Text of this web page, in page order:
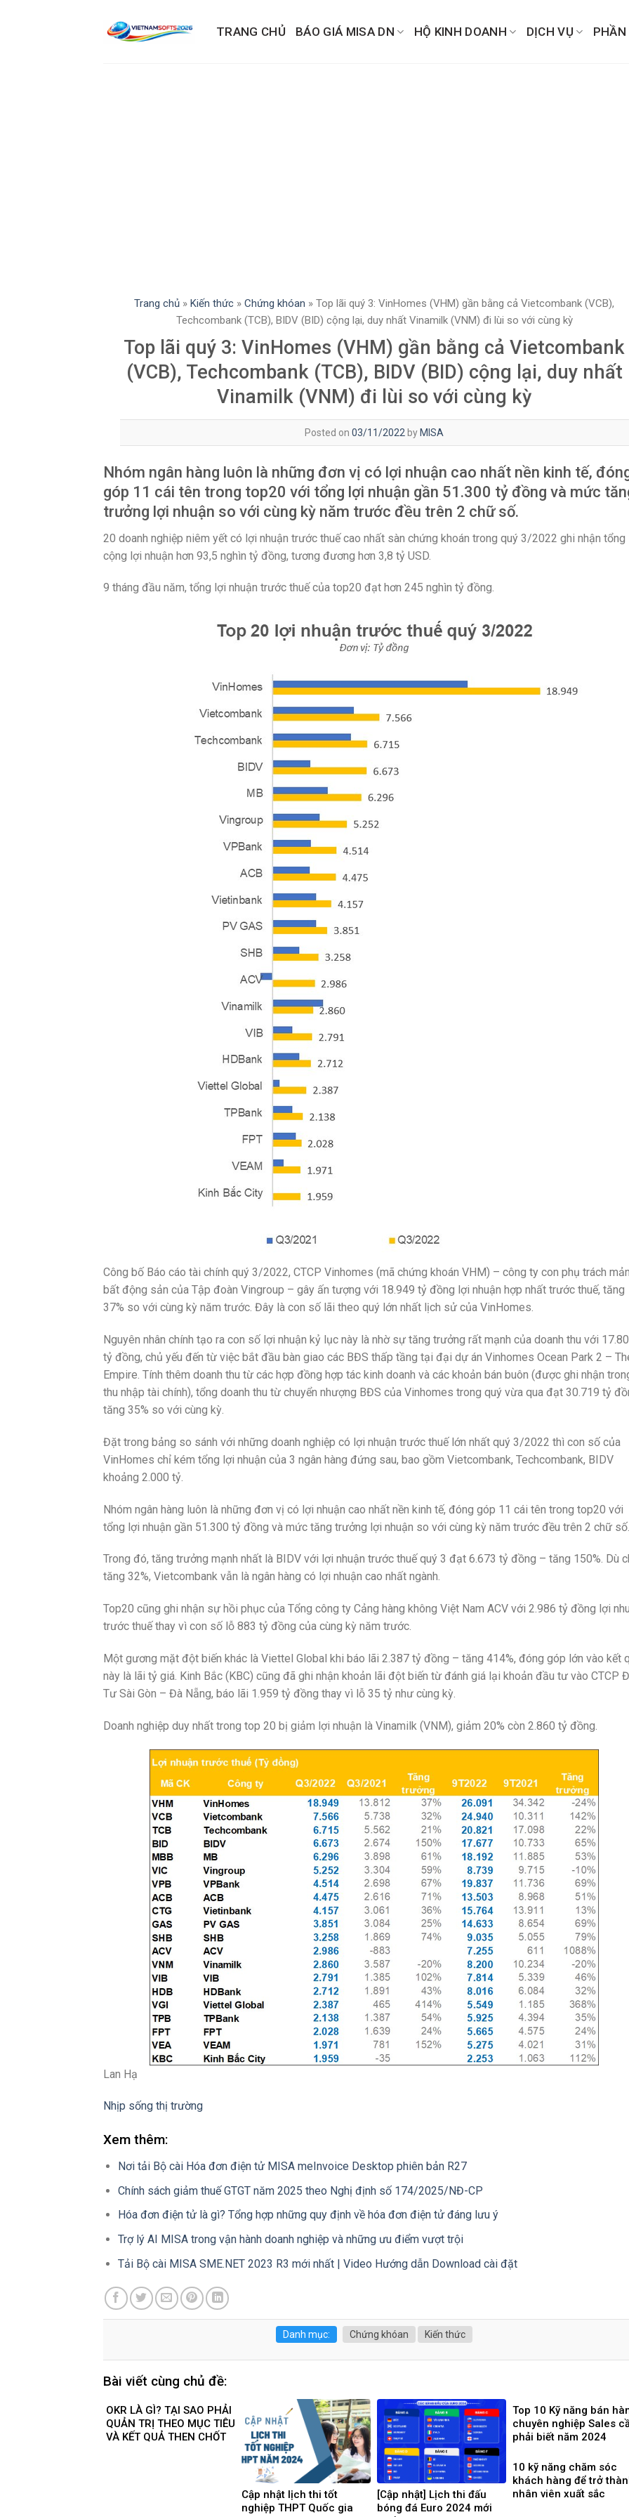
TRANG CHỦ BÁO GIÁ MISA DN HỘ KINH DOANH DỊCH VỤ PHẦN
Trang chủ »Kiến thức »Chứng khóan »Top lãi quý 3: VinHomes (VHM) gần bằng cả Vietcombank (VCB),
Techcombank (TCB), BIDV (BID) cộng lại, duy nhất Vinamilk (VNM) đi lùi so với cùng kỳ
Top lãi quý 3: VinHomes (VHM) gần bằng cả Vietcombank
(VCB), Techcombank (TCB), BIDV (BID) cộng lại, duy nhất
Vinamilk (VNM) đi lùi so với cùng kỳ
Posted on03/11/2022 byMISA
Nhóm ngân hàng luôn là những đơn vị có lợi nhuận cao nhất nền kinh tế,
góp 11 cái tên trong top20 với tổng lợi nhuận gần 51.300 tỷ đồng và mức
trưởng lợi nhuận so với cùng kỳ năm trước đều trên 2 chữ số.
20 doanh nghiệp niêm yết có lợi nhuận trước thuế cao nhất sàn chứng khoán trong quý 3/2022 ghi nhận tổng
cộng lợi nhuận hơn 93,5 nghìn tỷ đồng, tương đương hơn 3,8 tỷ USD.
9 tháng đầu năm, tổng lợi nhuận trước thuế của top20 đạt hơn 245 nghìn tỷ đồng.
Công bố Báo cáo tài chính quý 3/2022, CTCP Vinhomes (mã chứng khoán VHM) – công ty con phụ trách
bất động sản của Tập đoàn Vingroup – gây ấn tượng với 18.949 tỷ đồng lợi nhuận hợp nhất trước thuế, tăng
37% so với cùng kỳ năm trước. Đây là con số lãi theo quý lớn nhất lịch sử của VinHomes.
Nguyên nhân chính tạo ra con số lợi nhuận kỷ lục này là nhờ sự tăng trưởng rất mạnh của doanh thu với
tỷ đồng, chủ yếu đến từ việc bắt đầu bàn giao các BĐS thấp tầng tại đại dự án Vinhomes Ocean Park 2 –
Empire. Tính thêm doanh thu từ các hợp đồng hợp tác kinh doanh và các khoản bán buôn (được ghi nhận
thu nhập tài chính), tổng doanh thu từ chuyển nhượng BĐS của Vinhomes trong quý vừa qua đạt 30.719 tỷ
tăng 35% so với cùng kỳ.
Đặt trong bảng so sánh với những doanh nghiệp có lợi nhuận trước thuế lớn nhất quý 3/2022 thì con số của
VinHomes chỉ kém tổng lợi nhuận của 3 ngân hàng đứng sau, bao gồm Vietcombank, Techcombank, BIDV
khoảng 2.000 tỷ.
Nhóm ngân hàng luôn là những đơn vị có lợi nhuận cao nhất nền kinh tế, đóng góp 11 cái tên trong top20 với
tổng lợi nhuận gần 51.300 tỷ đồng và mức tăng trưởng lợi nhuận so với cùng kỳ năm trước đều trên 2 chữ số.
Trong đó, tăng trưởng mạnh nhất là BIDV với lợi nhuận trước thuế quý 3 đạt 6.673 tỷ đồng – tăng 150%. Dù
tăng 32%, Vietcombank vẫn là ngân hàng có lợi nhuận cao nhất ngành.
Top20 cũng ghi nhận sự hồi phục của Tổng công ty Cảng hàng không Việt Nam ACV với 2.986 tỷ đồng lợi
trước thuế thay vì con số lỗ 883 tỷ đồng của cùng kỳ năm trước.
Một gương mặt đột biến khác là Viettel Global khi báo lãi 2.387 tỷ đồng – tăng 414%, đóng góp lớn vào kết
này là lãi tỷ giá. Kinh Bắc (KBC) cũng đã ghi nhận khoản lãi đột biến từ đánh giá lại khoản đầu tư vào CTCP
Tư Sài Gòn – Đà Nẵng, báo lãi 1.959 tỷ đồng thay vì lỗ 35 tỷ như cùng kỳ.
Doanh nghiệp duy nhất trong top 20 bị giảm lợi nhuận là Vinamilk (VNM), giảm 20% còn 2.860 tỷ đồng.
Lan Hạ
Nhịp sống thị trường
Xem thêm:
Nơi tải Bộ cài Hóa đơn điện tử MISA meInvoice Desktop phiên bản R27
Chính sách giảm thuế GTGT năm 2025 theo Nghị định số 174/2025/NĐ-CP
Hóa đơn điện tử là gì? Tổng hợp những quy định về hóa đơn điện tử đáng lưu ý
Trợ lý AI MISA trong vận hành doanh nghiệp và những ưu điểm vượt trội
Tải Bộ cài MISA SME.NET 2023 R3 mới nhất | Video Hướng dẫn Download cài đặt
Danh mục: Chứng khóan Kiến thức
Bài viết cùng chủ đề:
OKR LÀ GÌ? TẠI SAO PHẢI
QUẢN TRỊ THEO MỤC TIÊU
VÀ KẾT QUẢ THEN CHỐT
Cập nhật lịch thi tốt
nghiệp THPT Quốc gia
[Cập nhật] Lịch thi đấu
bóng đá Euro 2024 mới
Top 10 Kỹ năng bán
chuyên nghiệp Sales
phải biết năm 2024
10 kỹ năng chăm sóc
khách hàng để trở
nhân viên xuất sắc